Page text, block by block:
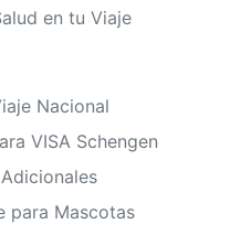
en tu Viaje
Nacional
VISA Schengen
para Mascotas